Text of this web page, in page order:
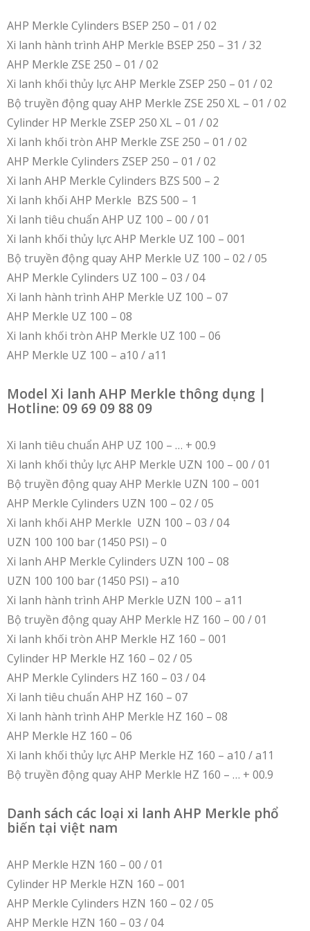
AHP Merkle Cylinders BSEP 250 – 01 / 02
Xi lanh hành trình AHP Merkle BSEP 250 – 31 / 32
AHP Merkle ZSE 250 – 01 / 02
Xi lanh khối thủy lực AHP Merkle ZSEP 250 – 01 / 02
Bộ truyền động quay AHP Merkle ZSE 250 XL – 01 / 02
Cylinder HP Merkle ZSEP 250 XL – 01 / 02
Xi lanh khối tròn AHP Merkle ZSE 250 – 01 / 02
AHP Merkle Cylinders ZSEP 250 – 01 / 02
Xi lanh AHP Merkle Cylinders BZS 500 – 2
Xi lanh khối AHP Merkle BZS 500 – 1
Xi lanh tiêu chuẩn AHP UZ 100 – 00 / 01
Xi lanh khối thủy lực AHP Merkle UZ 100 – 001
Bộ truyền động quay AHP Merkle UZ 100 – 02 / 05
AHP Merkle Cylinders UZ 100 – 03 / 04
Xi lanh hành trình AHP Merkle UZ 100 – 07
AHP Merkle UZ 100 – 08
Xi lanh khối tròn AHP Merkle UZ 100 – 06
AHP Merkle UZ 100 – a10 / a11
Model Xi lanh AHP Merkle thông dụng |
Hotline: 09 69 09 88 09
Xi lanh tiêu chuẩn AHP UZ 100 – … + 00.9
Xi lanh khối thủy lực AHP Merkle UZN 100 – 00 / 01
Bộ truyền động quay AHP Merkle UZN 100 – 001
AHP Merkle Cylinders UZN 100 – 02 / 05
Xi lanh khối AHP Merkle UZN 100 – 03 / 04
UZN 100 100 bar (1450 PSI) – 0
Xi lanh AHP Merkle Cylinders UZN 100 – 08
UZN 100 100 bar (1450 PSI) – a10
Xi lanh hành trình AHP Merkle UZN 100 – a11
Bộ truyền động quay AHP Merkle HZ 160 – 00 / 01
Xi lanh khối tròn AHP Merkle HZ 160 – 001
Cylinder HP Merkle HZ 160 – 02 / 05
AHP Merkle Cylinders HZ 160 – 03 / 04
Xi lanh tiêu chuẩn AHP HZ 160 – 07
Xi lanh hành trình AHP Merkle HZ 160 – 08
AHP Merkle HZ 160 – 06
Xi lanh khối thủy lực AHP Merkle HZ 160 – a10 / a11
Bộ truyền động quay AHP Merkle HZ 160 – … + 00.9
Danh sách các loại xi lanh AHP Merkle phổ
biến tại việt nam
AHP Merkle HZN 160 – 00 / 01
Cylinder HP Merkle HZN 160 – 001
AHP Merkle Cylinders HZN 160 – 02 / 05
AHP Merkle HZN 160 – 03 / 04